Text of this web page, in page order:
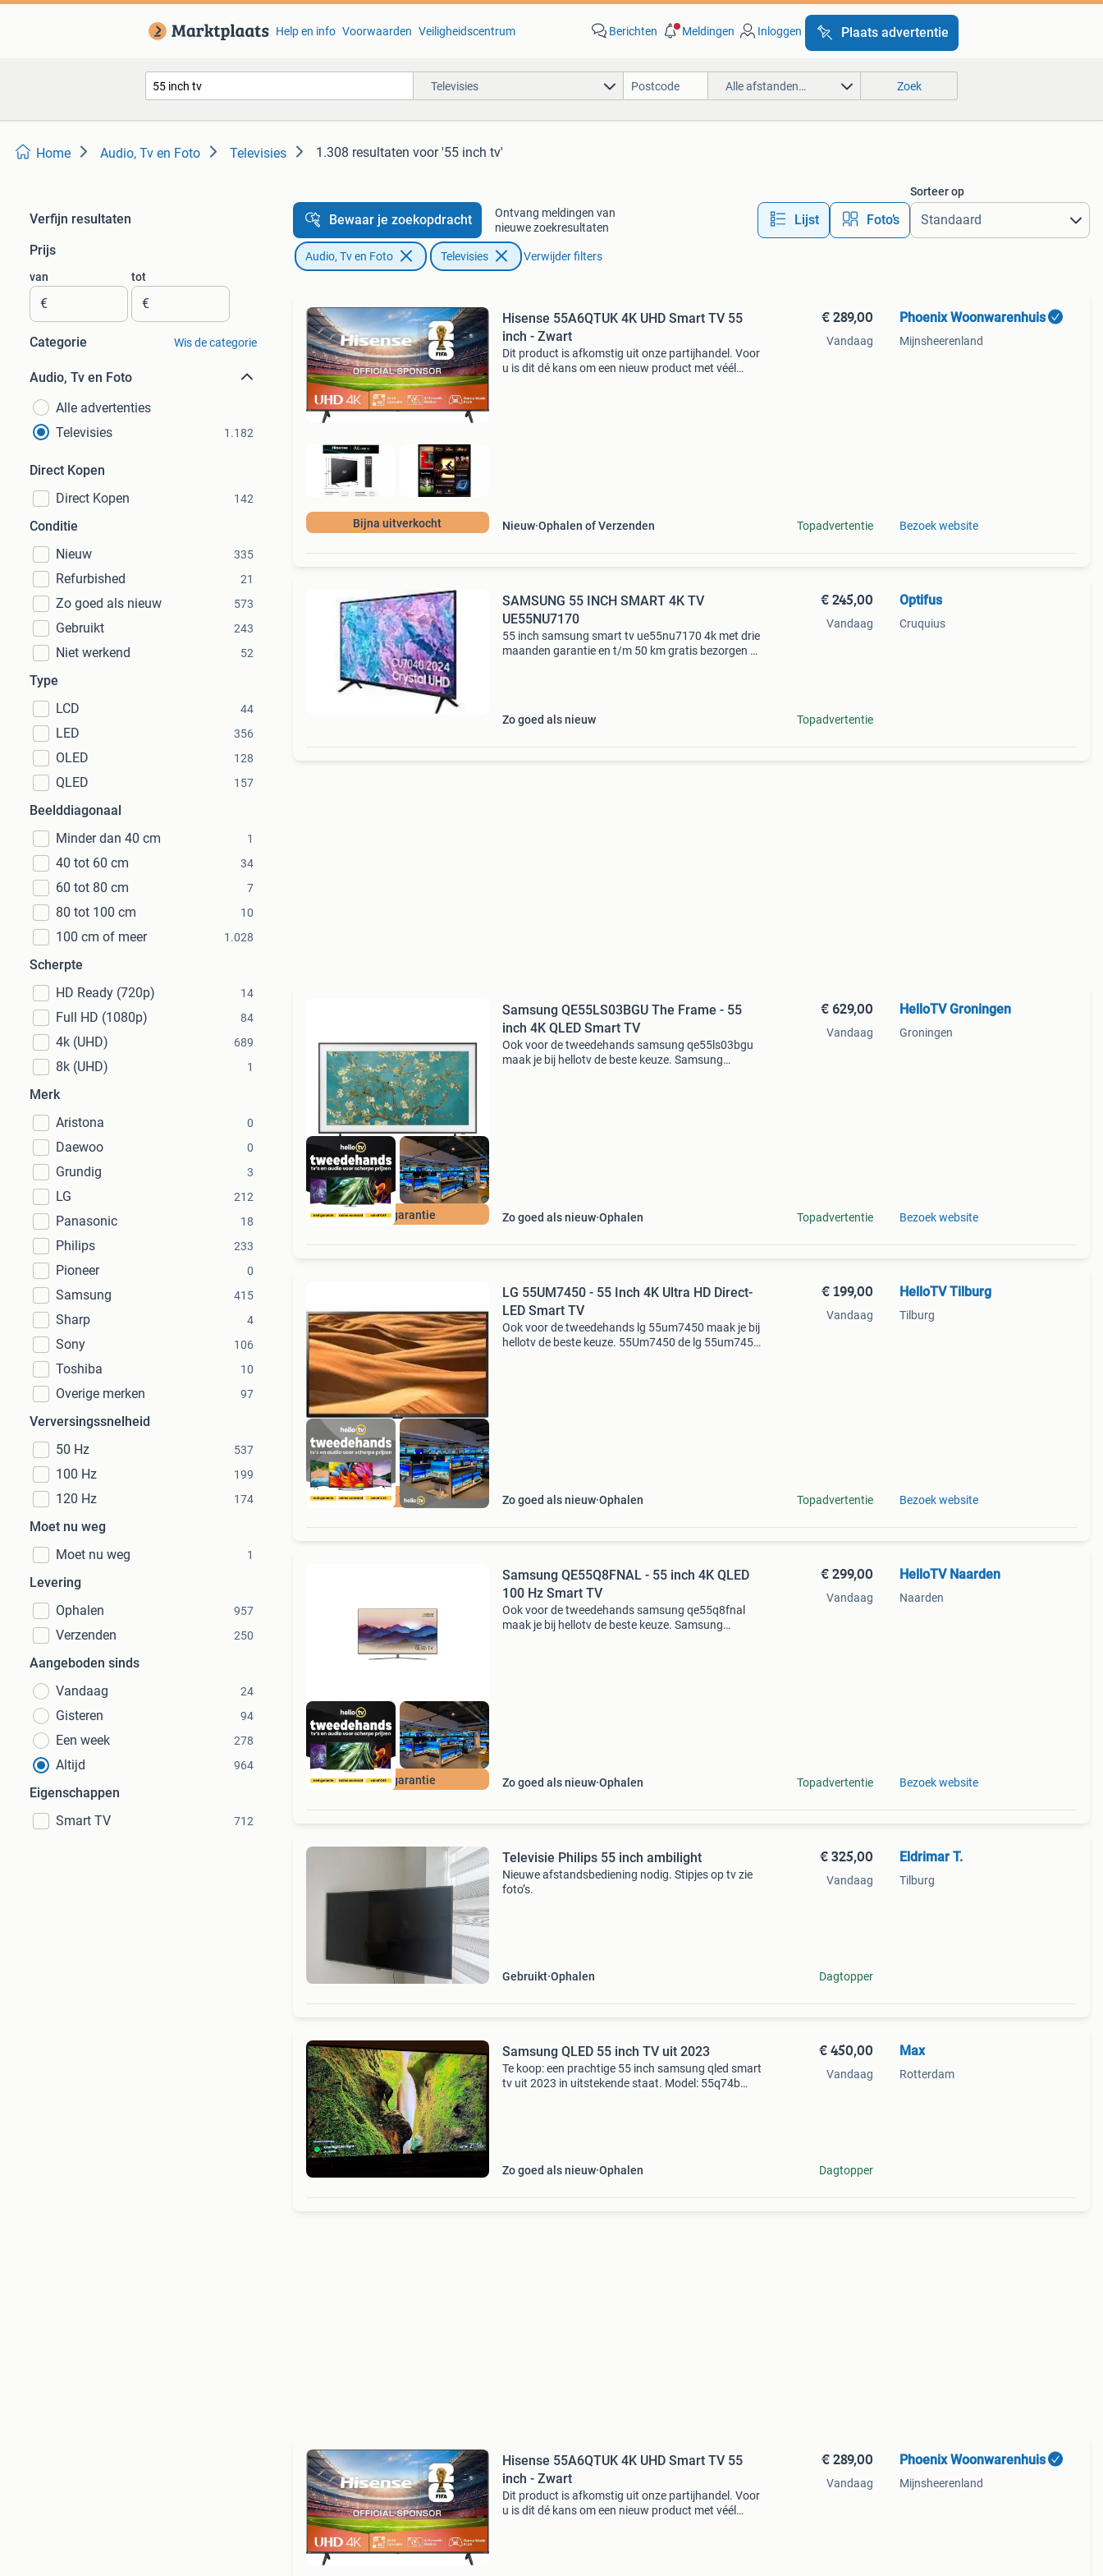
Help en info Voorwaarden Veiligheidscentrum Berichten Meldingen Inloggen Plaats advertentie
Televisies Alle afstanden… Zoek
Home Audio, Tv en Foto Televisies 1.308 resultaten voor '55 inch tv'
Verfijn resultaten
Prijs
van
€
tot
€
Categorie Wis de categorie
Audio, Tv en Foto
Alle advertenties
Televisies
1.182
Direct Kopen
Direct Kopen
142
Conditie
Nieuw
335
Refurbished 21
Zo goed als nieuw 573
Gebruikt 243
Niet werkend 52
Type
LCD
44
LED 356
OLED 128
QLED 157
Beelddiagonaal
Minder dan 40 cm
1
40 tot 60 cm 34
60 tot 80 cm 7
80 tot 100 cm 10
100 cm of meer 1.028
Scherpte
HD Ready (720p)
14
Full HD (1080p) 84
4k (UHD) 689
8k (UHD) 1
Merk
Aristona
0
Daewoo 0
Grundig 3
LG 212
Panasonic 18
Philips 233
Pioneer 0
Samsung 415
Sharp 4
Sony 106
Toshiba 10
Overige merken 97
Verversingssnelheid
50 Hz
537
100 Hz 199
120 Hz 174
Moet nu weg
Moet nu weg
1
Levering
Ophalen
957
Verzenden 250
Aangeboden sinds
Vandaag
24
Gisteren 94
Een week 278
Altijd 964
Eigenschappen
Smart TV
712
Bewaar je zoekopdracht
Ontvang meldingen van
nieuwe zoekresultaten
Lijst Foto’s
Sorteer op
Audio, Tv en Foto Televisies Verwijder filters
Bijna uitverkocht
Hisense 55A6QTUK 4K UHD Smart TV 55
inch - Zwart
Dit product is afkomstig uit onze partijhandel. Voor
u is dit dé kans om een nieuw product met véél
Nieuw Ophalen of Verzenden
€ 289,00
Vandaag
Topadvertentie
Phoenix Woonwarenhuis
Mijnsheerenland
Bezoek website
SAMSUNG 55 INCH SMART 4K TV
UE55NU7170
55 inch samsung smart tv ue55nu7170 4k met drie
maanden garantie en t/m 50 km gratis bezorgen en
Zo goed als nieuw
€ 245,00
Vandaag
Topadvertentie
Optifus
Cruquius
1 jaar garantie
Samsung QE55LS03BGU The Frame - 55
inch 4K QLED Smart TV
Ook voor de tweedehands samsung qe55ls03bgu
maak je bij hellotv de beste keuze. Samsung
Zo goed als nieuw Ophalen
€ 629,00
Vandaag
Topadvertentie
HelloTV Groningen
Groningen
Bezoek website
Hellotv Tilburg
LG 55UM7450 - 55 Inch 4K Ultra HD Direct-
LED Smart TV
Ook voor de tweedehands lg 55um7450 maak je bij
hellotv de beste keuze. 55Um7450 de lg 55um7450
Zo goed als nieuw Ophalen
€ 199,00
Vandaag
Topadvertentie
HelloTV Tilburg
Tilburg
Bezoek website
1 jaar garantie
Samsung QE55Q8FNAL - 55 inch 4K QLED
100 Hz Smart TV
Ook voor de tweedehands samsung qe55q8fnal
maak je bij hellotv de beste keuze. Samsung
Zo goed als nieuw Ophalen
€ 299,00
Vandaag
Topadvertentie
HelloTV Naarden
Naarden
Bezoek website
Televisie Philips 55 inch ambilight
Nieuwe afstandsbediening nodig. Stipjes op tv zie
foto’s.
Gebruikt Ophalen
€ 325,00
Vandaag
Dagtopper
Eldrimar T.
Tilburg
Samsung QLED 55 inch TV uit 2023
Te koop: een prachtige 55 inch samsung qled smart
tv uit 2023 in uitstekende staat. Model: 55q74b
Zo goed als nieuw Ophalen
€ 450,00
Vandaag
Dagtopper
Max
Rotterdam
Hisense 55A6QTUK 4K UHD Smart TV 55
inch - Zwart
Dit product is afkomstig uit onze partijhandel. Voor
u is dit dé kans om een nieuw product met véél
€ 289,00
Vandaag
Phoenix Woonwarenhuis
Mijnsheerenland